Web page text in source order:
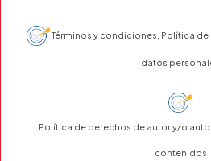
Términos y condiciones, Política
datos
Política de derechos de autor y/o
contenidos